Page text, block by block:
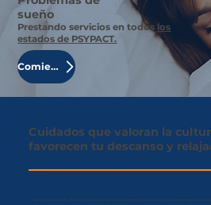
sueño
Prestando servicios en todos los
estados de PSYPACT.
Comience
Cuidados que valoran la
favorecen tu descanso y
El sueño está profundamente ligado a tu salud mental, tu entorno y tus experiencias